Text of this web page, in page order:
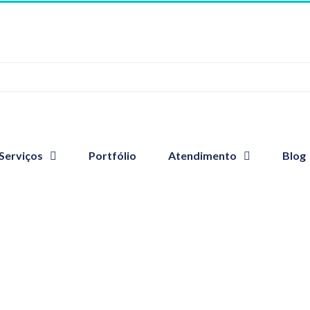
Portfólio Atendimento Blog